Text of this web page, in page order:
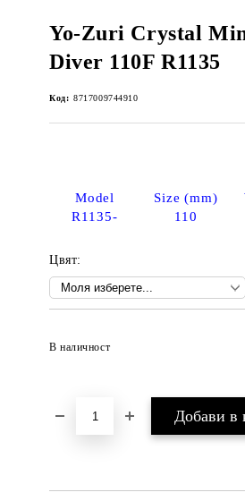
Yo-Zuri Crystal
Diver 110F R1135
Код: 8717009744910
Model Size (mm)
R1135-
110
Цвят:
В наличност